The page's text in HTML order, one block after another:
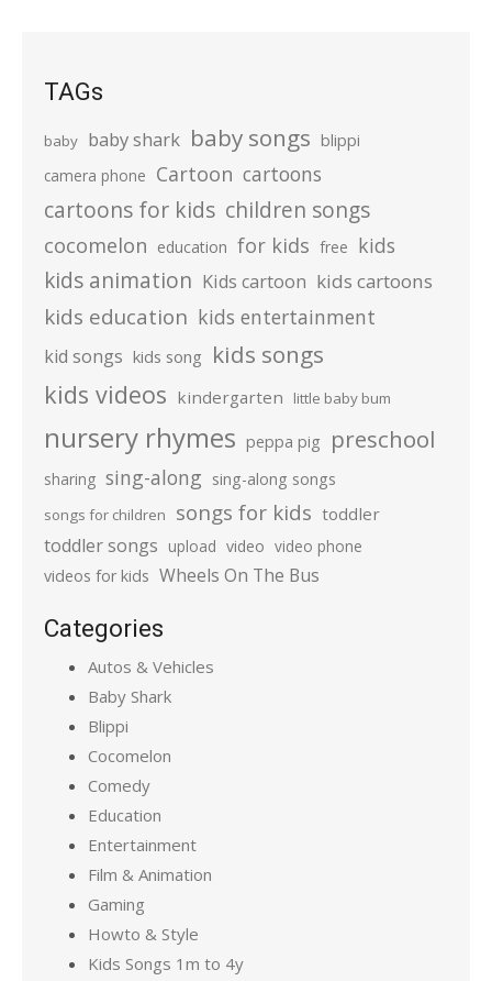
TAGs
baby baby shark baby songs blippi
camera phone Cartoon cartoons
cartoons for kids children songs
cocomelon education for kids free kids
kids animation Kids cartoon kids cartoons
kids education kids entertainment
kid songs kids song kids songs
kids videos kindergarten little baby bum
nursery rhymes peppa pig preschool
sharing sing-along sing-along songs
songs for children songs for kids toddler
toddler songs upload video video phone
videos for kids Wheels On The Bus
Categories
Autos & Vehicles
Baby Shark
Blippi
Cocomelon
Comedy
Education
Entertainment
Film & Animation
Gaming
Howto & Style
Kids Songs 1m to 4y